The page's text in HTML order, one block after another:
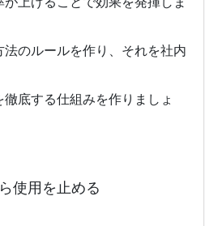
のルールを作り、それを社内
底する仕組みを作りましょ
使用を止める